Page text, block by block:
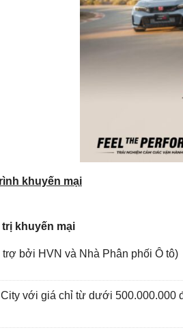
khuyến mại
trị khuyến mại
trợ bởi HVN và Nhà Phân phối Ô tô)
với giá chỉ từ dưới 500.000.000